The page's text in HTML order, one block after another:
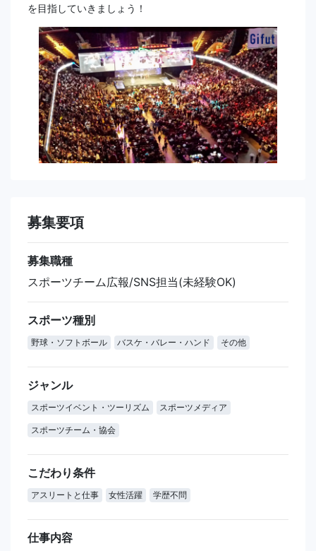
を目指していきましょう！
募集要項
募集職種
スポーツチーム広報/SNS担当(未経験OK)
スポーツ種別
野球・ソフトボール バスケ・バレー・ハンド その他
ジャンル
スポーツイベント・ツーリズム スポーツメディア
スポーツチーム・協会
こだわり条件
アスリートと仕事 女性活躍 学歴不問
仕事内容